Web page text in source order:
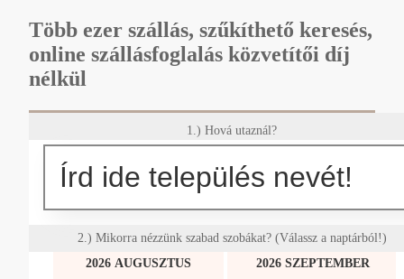
Több ezer szállás, szűkíthető keresés,
online szállásfoglalás közvetítői díj
nélkül
1.) Hová utaznál?
2.) Mikorra nézzünk szabad szobákat? (Válassz a naptárból!)
2026 AUGUSZTUS
2026 SZEPTEMBER